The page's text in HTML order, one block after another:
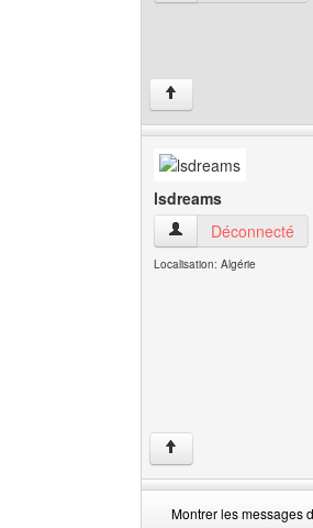
↑
lsdreams
lsdreams Voir le
Déconnecté
Localisation: Algérie
↑
Montrer les messages